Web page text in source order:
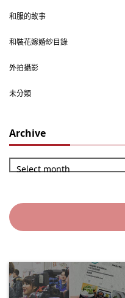
和服的故事
和裝花嫁婚紗目錄
外拍攝影
未分類
Archive
Select month